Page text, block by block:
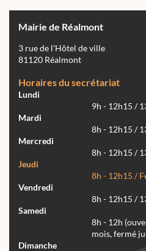
Mairie de Réalmont
3 rue de l'Hôtel de ville
81120 Réalmont
Horaires du secrétariat
Lundi
9h - 12h15 /
Mardi
8h - 12h15 /
Mercredi
8h - 12h15 /
Jeudi
8h - 12h15 /
Vendredi
8h - 12h15 /
Samedi
8h - 12h
mois, fermé
Dimanche